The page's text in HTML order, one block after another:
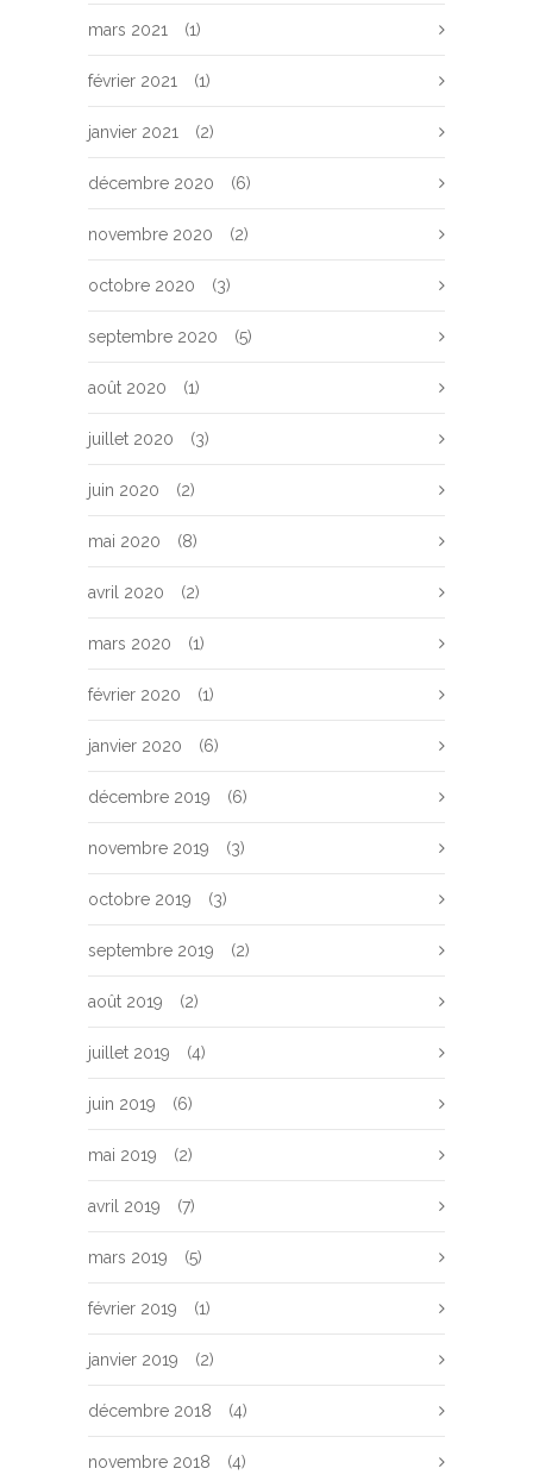
mars 2021 (1)
février 2021 (1)
janvier 2021 (2)
décembre 2020 (6)
novembre 2020 (2)
octobre 2020 (3)
septembre 2020 (5)
août 2020 (1)
juillet 2020 (3)
juin 2020 (2)
mai 2020 (8)
avril 2020 (2)
mars 2020 (1)
février 2020 (1)
janvier 2020 (6)
décembre 2019 (6)
novembre 2019 (3)
octobre 2019 (3)
septembre 2019 (2)
août 2019 (2)
juillet 2019 (4)
juin 2019 (6)
mai 2019 (2)
avril 2019 (7)
mars 2019 (5)
février 2019 (1)
janvier 2019 (2)
décembre 2018 (4)
novembre 2018 (4)